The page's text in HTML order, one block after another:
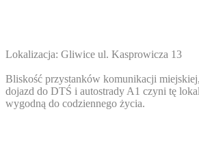
Lokalizacja: Gliwice ul. Kasprowicza 13
Bliskość przystanków komunikacji
dojazd do DTŚ i autostrady A1 czyni tę
wygodną do codziennego życia.